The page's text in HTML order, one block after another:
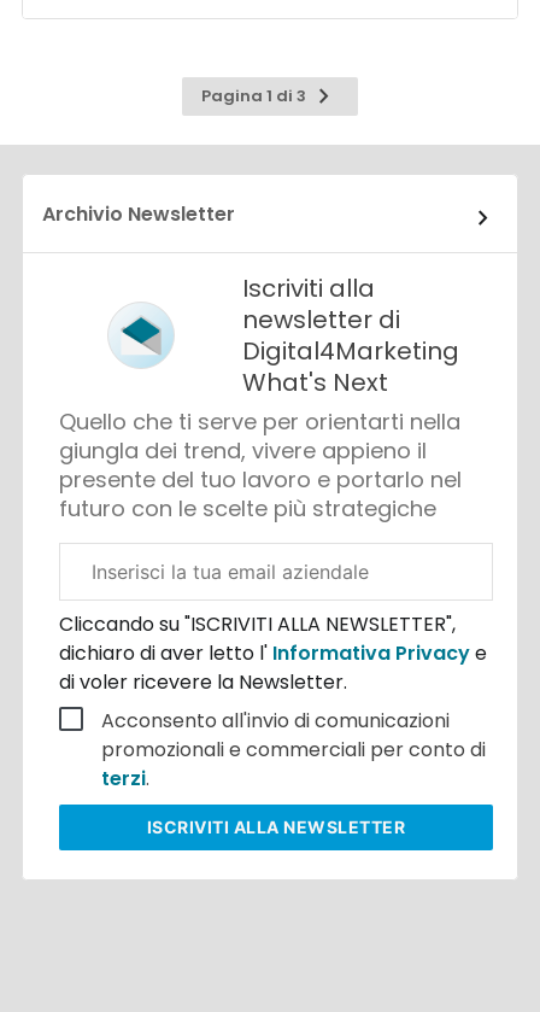
Pagina 1 di 3
Pagina
successiva
Archivio Newsletter
Iscriviti alla
newsletter di
Digital4Marketing
What's Next
Quello che ti serve per orientarti nella
giungla dei trend, vivere appieno il
presente del tuo lavoro e portarlo nel
futuro con le scelte più strategiche
aziendale
Cliccando su "ISCRIVITI ALLA NEWSLETTER",
dichiaro di aver letto l' Informativa Privacye
di voler ricevere la Newsletter.
Acconsento all'invio di comunicazioni
promozionali e commerciali per conto di
terzi.
ISCRIVITI ALLA NEWSLETTER